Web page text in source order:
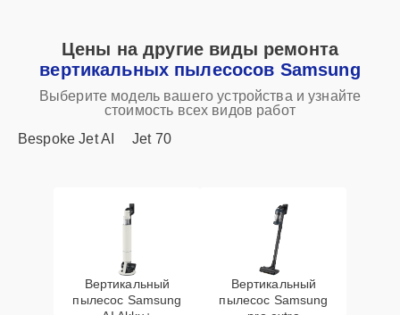
Цены на другие виды ремонта
вертикальных пылесосов Samsung
Выберите модель вашего устройства и узнайте
стоимость всех видов работ
Bespoke Jet AI
Jet 70
Вертикальный
пылесос Samsung
Вертикальный
пылесос Samsung